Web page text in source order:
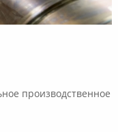
производственное